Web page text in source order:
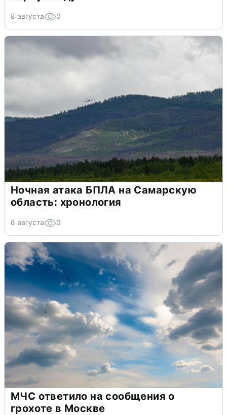
8 августа 0
Ночная атака БПЛА на Самарскую
область: хронология
8 августа 0
МЧС ответило на сообщения о
грохоте в Москве